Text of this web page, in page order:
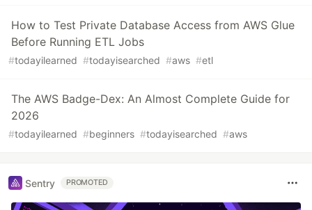
How to Test Private Database Access from AWS Glue
Before Running ETL Jobs
#todayilearned #todayisearched #aws #etl
The AWS Badge-Dex: An Almost Complete Guide for
2026
#todayilearned #beginners #todayisearched #aws
Sentry PROMOTED